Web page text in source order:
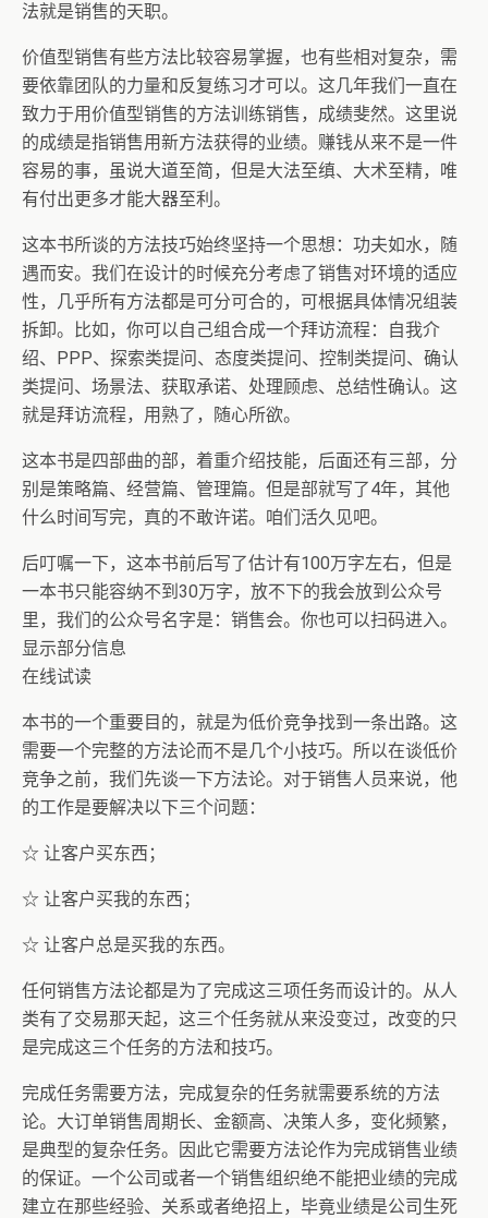
法就是销售的天职。
价值型销售有些方法比较容易掌握，也有些相对复杂，需
要依靠团队的力量和反复练习才可以。这几年我们一直在
致力于用价值型销售的方法训练销售，成绩斐然。这里说
的成绩是指销售用新方法获得的业绩。赚钱从来不是一件
容易的事，虽说大道至简，但是大法至缜、大术至精，唯
有付出更多才能大器至利。
这本书所谈的方法技巧始终坚持一个思想：功夫如水，随
遇而安。我们在设计的时候充分考虑了销售对环境的适应
性，几乎所有方法都是可分可合的，可根据具体情况组装
拆卸。比如，你可以自己组合成一个拜访流程：自我介
绍、PPP、探索类提问、态度类提问、控制类提问、确认
类提问、场景法、获取承诺、处理顾虑、总结性确认。这
就是拜访流程，用熟了，随心所欲。
这本书是四部曲的部，着重介绍技能，后面还有三部，分
别是策略篇、经营篇、管理篇。但是部就写了4年，其他
什么时间写完，真的不敢许诺。咱们活久见吧。
后叮嘱一下，这本书前后写了估计有100万字左右，但是
一本书只能容纳不到30万字，放不下的我会放到公众号
里，我们的公众号名字是：销售会。你也可以扫码进入。
显示部分信息
在线试读
本书的一个重要目的，就是为低价竞争找到一条出路。这
需要一个完整的方法论而不是几个小技巧。所以在谈低价
竞争之前，我们先谈一下方法论。对于销售人员来说，他
的工作是要解决以下三个问题：
☆ 让客户买东西；
☆ 让客户买我的东西；
☆ 让客户总是买我的东西。
任何销售方法论都是为了完成这三项任务而设计的。从人
类有了交易那天起，这三个任务就从来没变过，改变的只
是完成这三个任务的方法和技巧。
完成任务需要方法，完成复杂的任务就需要系统的方法
论。大订单销售周期长、金额高、决策人多，变化频繁，
是典型的复杂任务。因此它需要方法论作为完成销售业绩
的保证。一个公司或者一个销售组织绝不能把业绩的完成
建立在那些经验、关系或者绝招上，毕竟业绩是公司生死